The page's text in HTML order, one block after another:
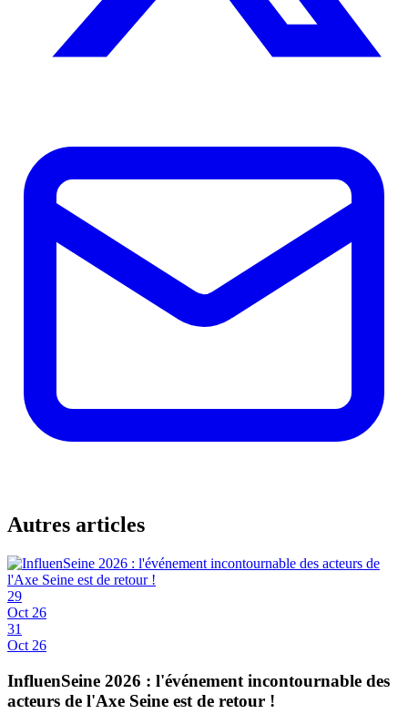
Autres articles
29
Oct 26
31
Oct 26
InfluenSeine 2026 : l'événement incontournable des
acteurs de l'Axe Seine est de retour !